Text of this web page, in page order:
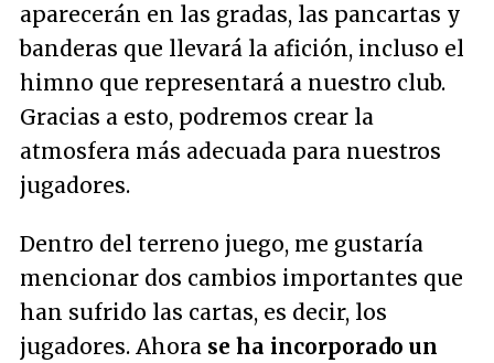
aparecerán en las gradas, las pancartas y
banderas que llevará la afición, incluso el
himno que representará a nuestro club.
Gracias a esto, podremos crear la
atmosfera más adecuada para nuestros
jugadores.
Dentro del terreno juego, me gustaría
mencionar dos cambios importantes que
han sufrido las cartas, es decir, los
jugadores. Ahora se ha incorporado un